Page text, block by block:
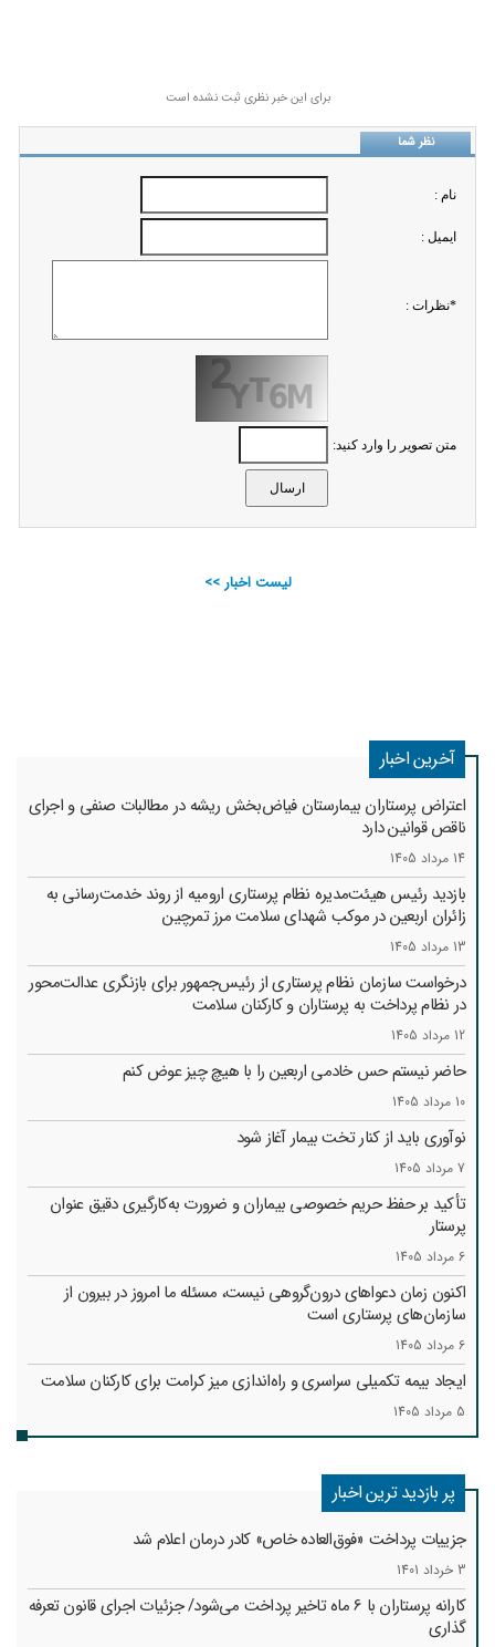
برای این خبر نظری ثبت نشده است
نظر شما
نام :
ايميل :
*نظرات :
متن تصویر را وارد کنید:
لیست اخبار >>
آخرین اخبار
اعتراض پرستاران بیمارستان فیاض‌بخش ریشه در مطالبات صنفی و اجرای
ناقص قوانین دارد
14 مرداد 1405
بازدید رئیس هیئت‌مدیره نظام پرستاری ارومیه از روند خدمت‌رسانی به
زائران اربعین در موکب شهدای سلامت مرز تمرچین
13 مرداد 1405
درخواست سازمان نظام پرستاری از رئیس‌جمهور برای بازنگری عدالت‌محور
در نظام پرداخت به پرستاران و کارکنان سلامت
12 مرداد 1405
حاضر نیستم حس خادمی اربعین را با هیچ چیز عوض کنم
10 مرداد 1405
نوآوری باید از کنار تخت بیمار آغاز شود
7 مرداد 1405
تأکید بر حفظ حریم خصوصی بیماران و ضرورت به‌کارگیری دقیق عنوان
پرستار
6 مرداد 1405
اکنون زمان دعواهای درون‌گروهی نیست، مسئله ما امروز در بیرون از
سازمان‌های پرستاری است
6 مرداد 1405
ایجاد بیمه تکمیلی سراسری و راه‌اندازی میز کرامت برای کارکنان سلامت
5 مرداد 1405
پر بازدید ترین اخبار
جزییات پرداخت «فوق‌العاده خاص» کادر درمان اعلام شد
3 خرداد 1401
کارانه‌ پرستاران با 6 ماه تاخیر پرداخت می‌شود/ جزئیات اجرای قانون تعرفه
گذاری